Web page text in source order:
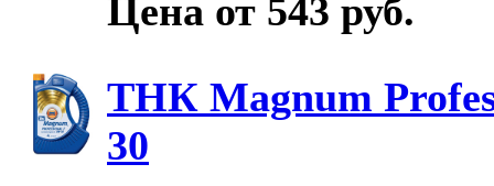
Цена от 543 руб.
ТНК Magnum
30